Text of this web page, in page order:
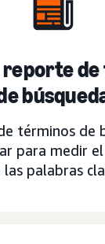
reporte
términos de
para medir
las palabras